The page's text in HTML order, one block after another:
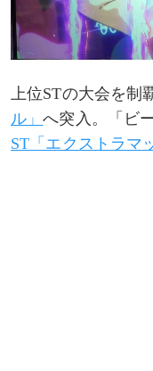
上位STの大会を制
ル」へ突入。「ビ
ST「エクストラマ